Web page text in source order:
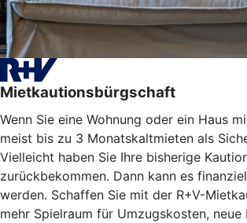
Mietkautionsbürgschaft
Wenn Sie eine Wohnung oder ein Haus
meist bis zu 3 Monatskaltmieten als
Vielleicht haben Sie Ihre bisherige
zurückbekommen. Dann kann es
werden. Schaffen Sie mit der R+V-
mehr Spielraum für Umzugskosten,